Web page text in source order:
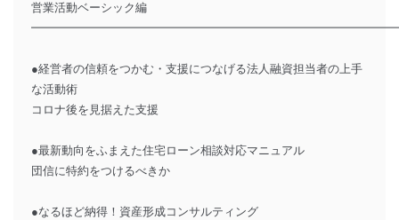
営業活動ベーシック編
●経営者の信頼をつかむ・支援につなげる法人融資担当者の上手
な活動術
コロナ後を見据えた支援
●最新動向をふまえた住宅ローン相談対応マニュアル
団信に特約をつけるべきか
●なるほど納得！資産形成コンサルティング